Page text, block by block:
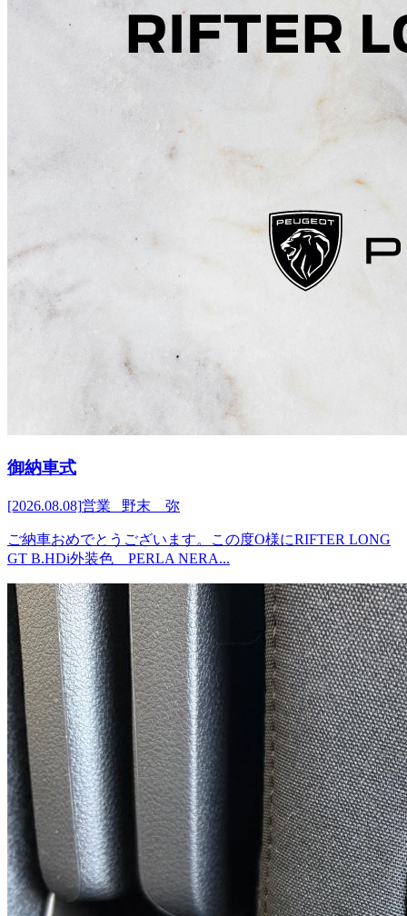
御納車式
[2026.08.08]営業 野末 弥
ご納車おめでとうございます。この度O様にRIFTER LONG
GT B.HDi外装色 PERLA NERA...